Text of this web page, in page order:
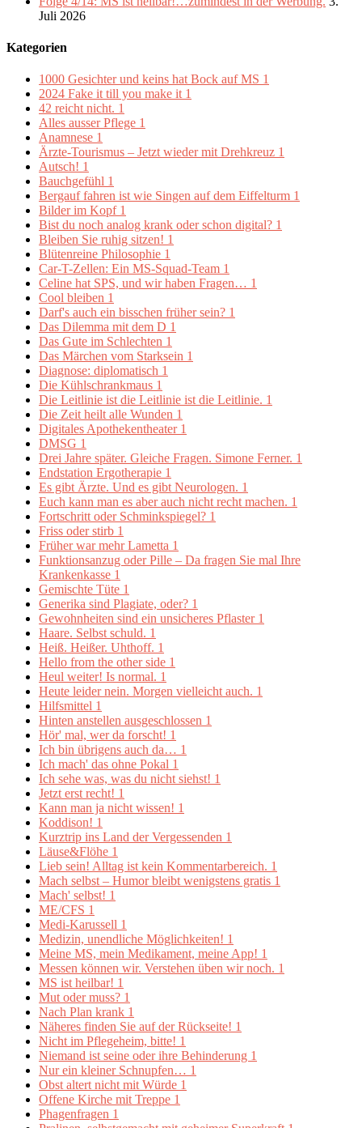
Juli 2026
Kategorien
1000 Gesichter und keins hat Bock auf MS 1
2024 Fake it till you make it 1
42 reicht nicht. 1
Alles ausser Pflege 1
Anamnese 1
Ärzte-Tourismus – Jetzt wieder mit Drehkreuz 1
Autsch! 1
Bauchgefühl 1
Bergauf fahren ist wie Singen auf dem Eiffelturm 1
Bilder im Kopf 1
Bist du noch analog krank oder schon digital? 1
Bleiben Sie ruhig sitzen! 1
Blütenreine Philosophie 1
Car-T-Zellen: Ein MS-Squad-Team 1
Celine hat SPS, und wir haben Fragen… 1
Cool bleiben 1
Darf's auch ein bisschen früher sein? 1
Das Dilemma mit dem D 1
Das Gute im Schlechten 1
Das Märchen vom Starksein 1
Diagnose: diplomatisch 1
Die Kühlschrankmaus 1
Die Leitlinie ist die Leitlinie ist die Leitlinie. 1
Die Zeit heilt alle Wunden 1
Digitales Apothekentheater 1
DMSG 1
Drei Jahre später. Gleiche Fragen. Simone Ferner. 1
Endstation Ergotherapie 1
Es gibt Ärzte. Und es gibt Neurologen. 1
Euch kann man es aber auch nicht recht machen. 1
Fortschritt oder Schminkspiegel? 1
Friss oder stirb 1
Früher war mehr Lametta 1
Funktionsanzug oder Pille – Da fragen Sie mal Ihre
Krankenkasse 1
Gemischte Tüte 1
Generika sind Plagiate, oder? 1
Gewohnheiten sind ein unsicheres Pflaster 1
Haare. Selbst schuld. 1
Heiß. Heißer. Uhthoff. 1
Hello from the other side 1
Heul weiter! Is normal. 1
Heute leider nein. Morgen vielleicht auch. 1
Hilfsmittel 1
Hinten anstellen ausgeschlossen 1
Hör' mal, wer da forscht! 1
Ich bin übrigens auch da… 1
Ich mach' das ohne Pokal 1
Ich sehe was, was du nicht siehst! 1
Jetzt erst recht! 1
Kann man ja nicht wissen! 1
Koddison! 1
Kurztrip ins Land der Vergessenden 1
Läuse&Flöhe 1
Lieb sein! Alltag ist kein Kommentarbereich. 1
Mach selbst – Humor bleibt wenigstens gratis 1
Mach' selbst! 1
ME/CFS 1
Medi-Karussell 1
Medizin, unendliche Möglichkeiten! 1
Meine MS, mein Medikament, meine App! 1
Messen können wir. Verstehen üben wir noch. 1
MS ist heilbar! 1
Mut oder muss? 1
Nach Plan krank 1
Näheres finden Sie auf der Rückseite! 1
Nicht im Pflegeheim, bitte! 1
Niemand ist seine oder ihre Behinderung 1
Nur ein kleiner Schnupfen… 1
Obst altert nicht mit Würde 1
Offene Kirche mit Treppe 1
Phagenfragen 1